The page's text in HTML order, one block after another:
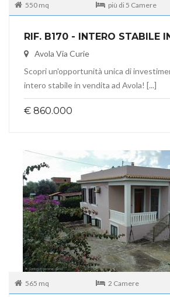
550 mq più di 5 Camere
RIF. B170 - INTERO STABILE
Avola Via Curie
Scopri un'opportunità unica di
intero stabile in vendita ad Avola! [...]
€ 860.000
565 mq 2 Camere